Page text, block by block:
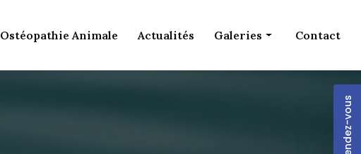
Ostéopathie Animale Actualités Galeries Contact